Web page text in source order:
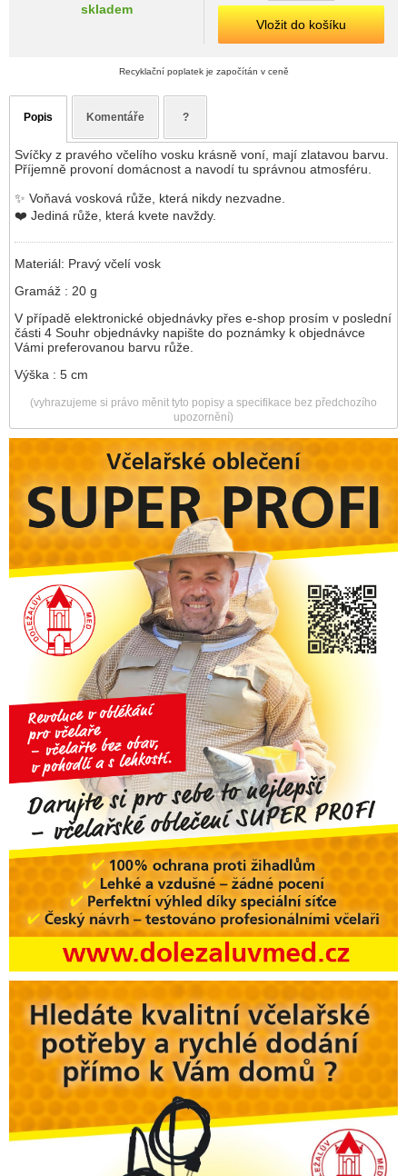
skladem
Vložit do košíku
Recyklační poplatek je započítán v ceně
Popis Komentáře ?
Svíčky z pravého včelího vosku krásně voní, mají zlatavou barvu.
Příjemně provoní domácnost a navodí tu správnou atmosféru.
✨ Voňavá vosková růže, která nikdy nezvadne.
❤️ Jediná růže, která kvete navždy.
Materiál: Pravý včelí vosk
Gramáž : 20 g
V případě elektronické objednávky přes e-shop prosím v poslední
části 4 Souhr objednávky napište do poznámky k objednávce
Vámi preferovanou barvu růže.
Výška : 5 cm
(vyhrazujeme si právo měnit tyto popisy a specifikace bez předchozího
upozornění)